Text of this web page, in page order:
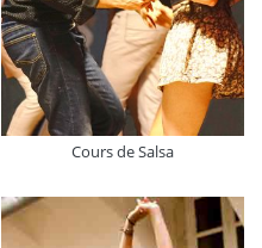
Cours de Salsa